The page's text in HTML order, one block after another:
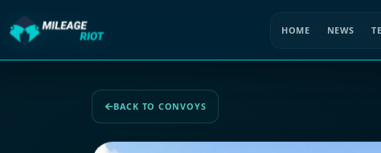
BACK TO CONVOYS
HOME NEWS